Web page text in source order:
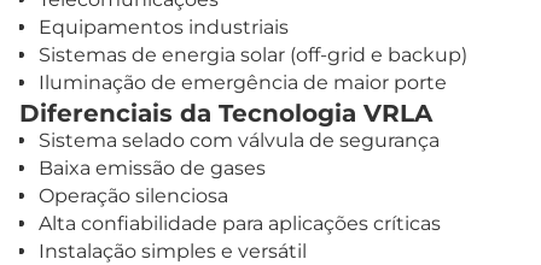
Equipamentos industriais
Sistemas de energia solar (off-grid e backup)
Iluminação de emergência de maior porte
Diferenciais da Tecnologia VRLA
Sistema selado com válvula de segurança
Baixa emissão de gases
Operação silenciosa
Alta confiabilidade para aplicações críticas
Instalação simples e versátil